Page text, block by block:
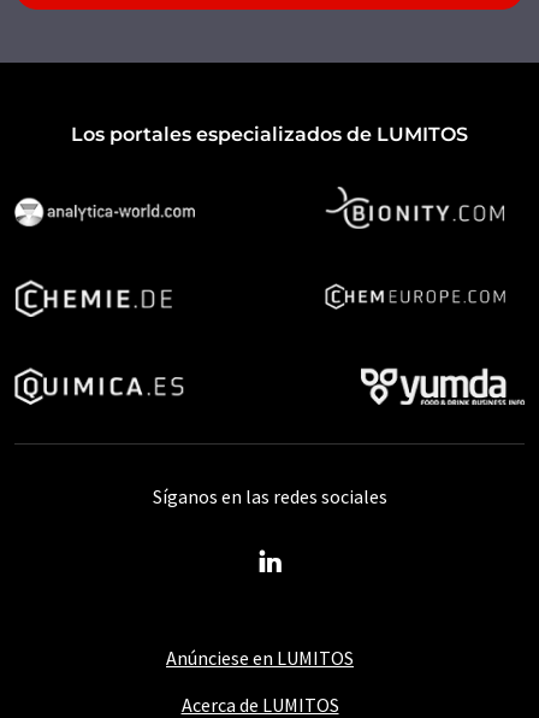
Los portales especializados de LUMITOS
Anúnciese en LUMITOS
Acerca de LUMITOS
Síganos en las redes sociales